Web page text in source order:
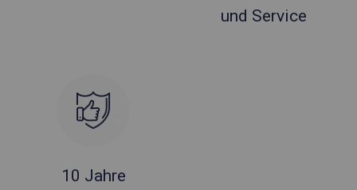
und Service
10 Jahre